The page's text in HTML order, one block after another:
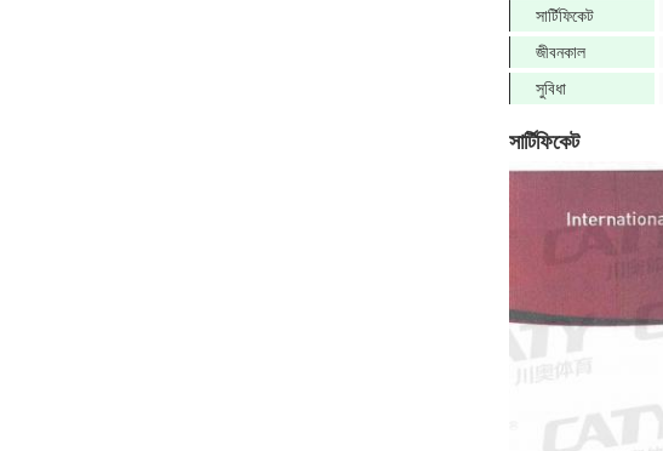
সার্টিফিকেট
জীবনকাল
সুবিধা
সার্টিফিকেট